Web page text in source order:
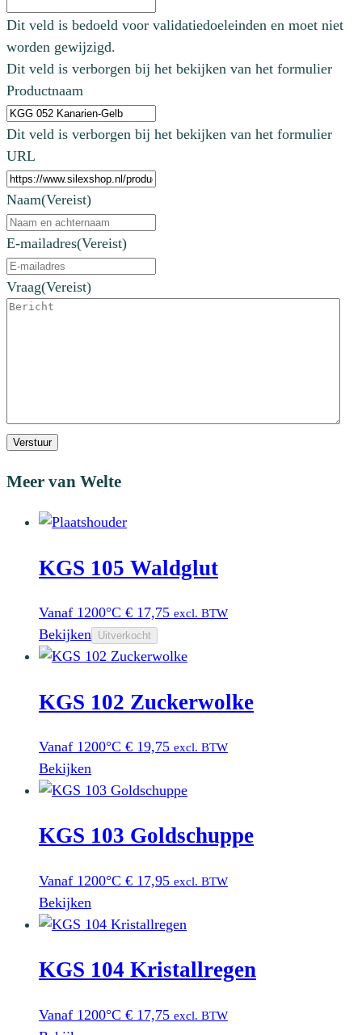
Dit veld is bedoeld voor validatiedoeleinden en moet niet
worden gewijzigd.
Dit veld is verborgen bij het bekijken van het formulier
Productnaam
Dit veld is verborgen bij het bekijken van het formulier
URL
Naam(Vereist)
E-mailadres(Vereist)
Vraag(Vereist)
Verstuur
Meer van Welte
KGS 105 Waldglut
Vanaf 1200°C € 17,75 excl. BTW
Bekijken Uitverkocht
KGS 102 Zuckerwolke
Vanaf 1200°C € 19,75 excl. BTW
Bekijken
KGS 103 Goldschuppe
Vanaf 1200°C € 17,95 excl. BTW
Bekijken
KGS 104 Kristallregen
Vanaf 1200°C € 17,75 excl. BTW